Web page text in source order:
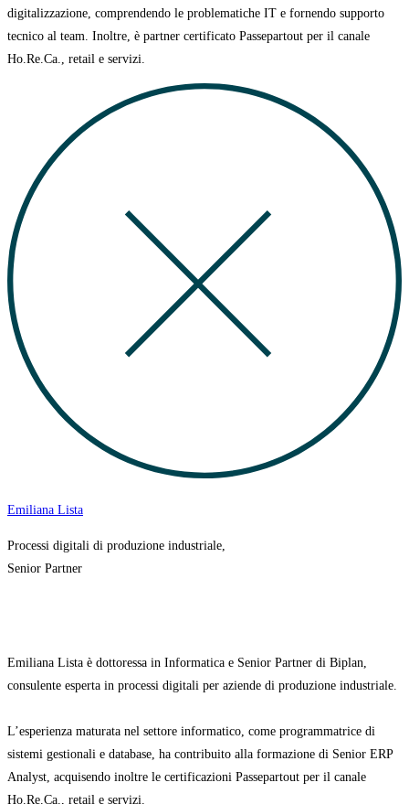
digitalizzazione, comprendendo le problematiche IT e fornendo supporto
tecnico al team. Inoltre, è partner certificato Passepartout per il canale
Ho.Re.Ca., retail e servizi.
Emiliana Lista
Processi digitali di produzione industriale,
Senior Partner
Emiliana Lista è dottoressa in Informatica e Senior Partner di Biplan,
consulente esperta in processi digitali per aziende di produzione industriale.
L’esperienza maturata nel settore informatico, come programmatrice di
sistemi gestionali e database, ha contribuito alla formazione di Senior ERP
Analyst, acquisendo inoltre le certificazioni Passepartout per il canale
Ho.Re.Ca., retail e servizi.